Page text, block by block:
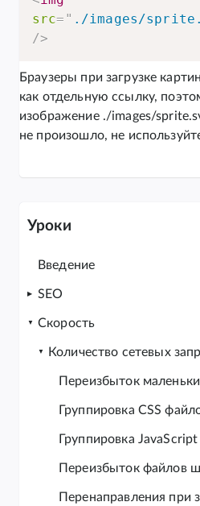
Уроки
Введение
SEO
Скорость
Количество сетевых
Переизбыток
Группировка CSS
Группировка
Переизбыток файлов
Перенаправления при
src= " ./images/
/>
Браузеры при загрузке
как отдельную ссылку,
изображение ./images/
не произошло, не